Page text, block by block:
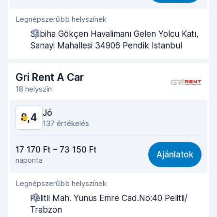
Ügynöki segítőkészség
Az autó átvételéhez szükséges idő
Az autó tisztasága 8,8
Autó állapota
Legnépszerűbb helyszínek
Sabiha Gökçen Havalimanı Gelen Yolcu Katı,
Sanayi Mahallesi 34906 Pendik Istanbul
Gri Rent A Car
18 helyszín
8,4 Jó
137 értékelés
7,5
Könnyű megtalálás 8,4
Ügynöki segítőkészség
Az autó átvételéhez szükséges idő
17 170 Ft – 73 150 Ft
naponta
Ajánlatok
Legnépszerűbb helyszínek
Pelitli Mah. Yunus Emre Cad.No:40 Pelitli/
Trabzon